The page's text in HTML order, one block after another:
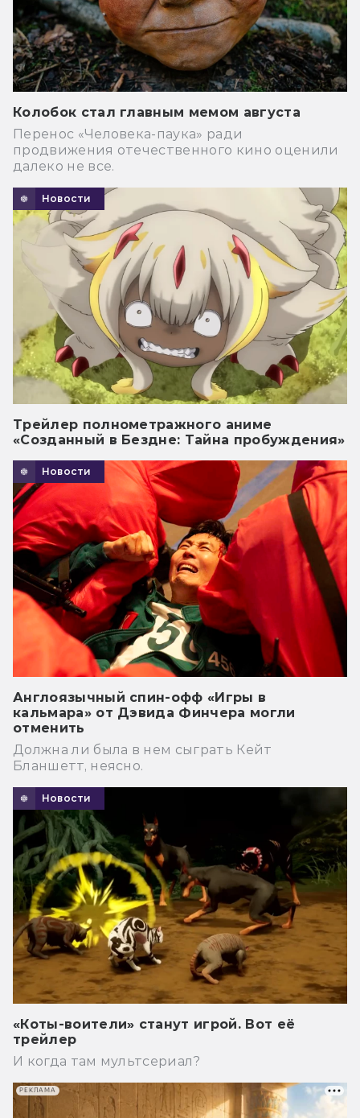
Колобок стал главным мемом августа
Перенос «Человека-паука» ради
продвижения отечественного кино оценили
далеко не все.
Новости
Трейлер полнометражного аниме
«Созданный в Бездне: Тайна пробуждения»
Новости
Англоязычный спин-офф «Игры в
кальмара» от Дэвида Финчера могли
отменить
Должна ли была в нем сыграть Кейт
Бланшетт, неясно.
Новости
«Коты-воители» станут игрой. Вот её
трейлер
И когда там мультсериал?
РЕКЛАМА